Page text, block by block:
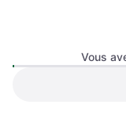
Bianchi Oltre Comp
Vous